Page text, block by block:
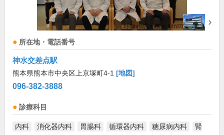
所在地・電話番号
神水交差点駅
熊本県熊本市中央区上京塚町4-1 [地図]
096-382-3888
診療科目
内科 消化器内科 胃腸科 循環器内科 糖尿病内科
腎